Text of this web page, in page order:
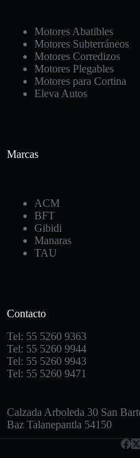
Motores Abatibles
Motores Subterráneos
Motores Corredizos
Motores Plegables
Motores para Cortina
Eleva Autos
Marcas
ACM
BFT
Gibidi
Manaras
TAU
Contacto
Tel: 55 5260 9363
Tel: 55 5260 9944
Tel: 55 5260 9943
Tel: 55 5260 9471
Calzada Arboleda 30 San
Baz Talanepantla 54150